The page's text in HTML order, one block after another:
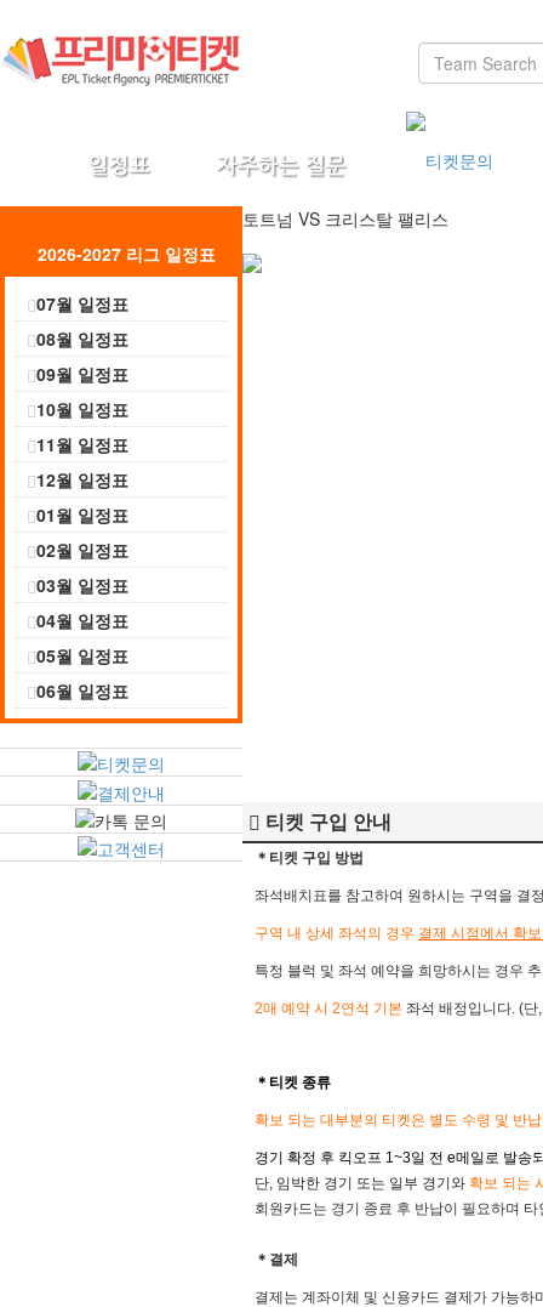
2026-2027 리그 일정표
07월 일정표
08월 일정표
09월 일정표
10월 일정표
11월 일정표
12월 일정표
01월 일정표
02월 일정표
03월 일정표
04월 일정표
05월 일정표
06월 일정표
토트넘 VS 크리스탈 팰리스
티켓 구입 안내
＊티켓 구입 방법
좌석배치표를 참고하여 원하시는 구역을 결
구역 내 상세 좌석의 경우 결제 시점에서 확
특정 블럭 및 좌석 예약을 희망하시는 경우
2매 예약 시 2연석 기본 좌석 배정입니다. (
＊​ 티켓 종류
확보 되는 대부분의 티켓은 별도 수령 및 반
경기 확정 후 킥오프 1~3일 전 e메일로 발송
단, 임박한 경기 또는 일부 경기와 확보 되는
회원카드는 경기 종료 후 반납이 필요하며
＊결제
결제는 계좌이체 및 신용카드 결제가 가능